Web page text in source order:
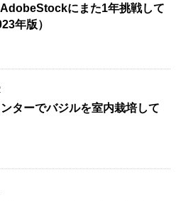
にまた1年挑戦して
年版）
ターでバジルを室内栽培して